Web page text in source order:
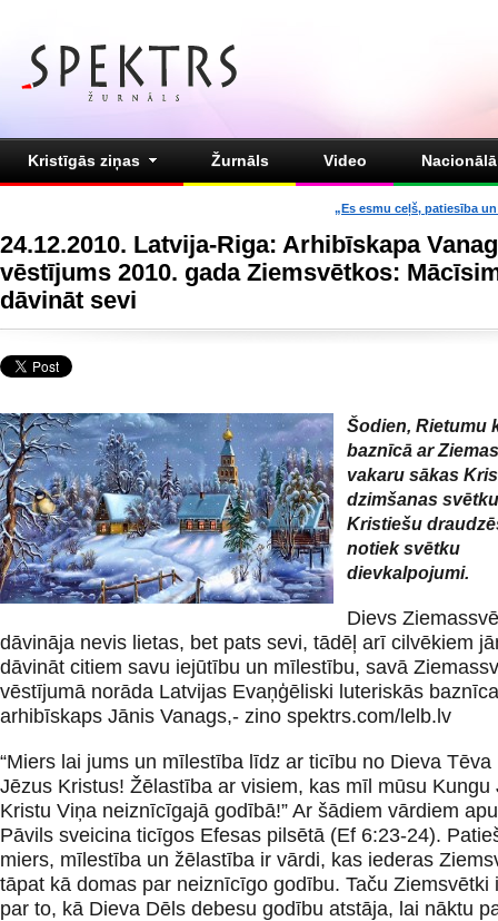
Kristīgās ziņas Žurnāls Video
„Es esmu ceļš, patiesība
24.12.2010. Latvija-Riga: Arhibīskapa
vēstījums 2010. gada Ziemsvētkos:
dāvināt sevi
Šodien, Rietumu
baznīcā ar
vakaru sākas
dzimšanas
Kristiešu
notiek svētku
dievkalpojumi.
Dievs
dāvināja nevis lietas, bet pats sevi, tādēļ arī cilvēkiem
dāvināt citiem savu iejūtību un mīlestību, savā
vēstījumā norāda Latvijas Evaņģēliski luteriskās
arhibīskaps Jānis Vanags,- zino spektrs.com/lelb.lv
“Miers lai jums un mīlestība līdz ar ticību no Dieva Tēva
Jēzus Kristus! Žēlastība ar visiem, kas mīl mūsu Kungu
Kristu Viņa neiznīcīgajā godībā!” Ar šādiem vārdiem
Pāvils sveicina ticīgos Efesas pilsētā (Ef 6:23-24).
miers, mīlestība un žēlastība ir vārdi, kas iederas
tāpat kā domas par neiznīcīgo godību. Taču Ziemsvētki
par to, kā Dieva Dēls debesu godību atstāja, lai nāktu